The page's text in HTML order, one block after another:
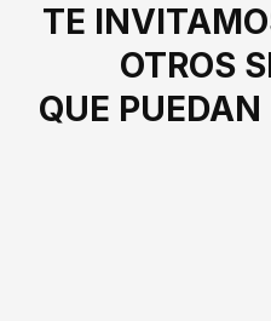
TE
OTROS
QUE